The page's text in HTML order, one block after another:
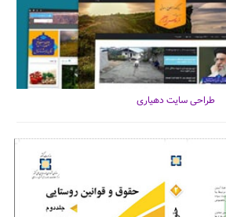
طراحی سایت دهیاری